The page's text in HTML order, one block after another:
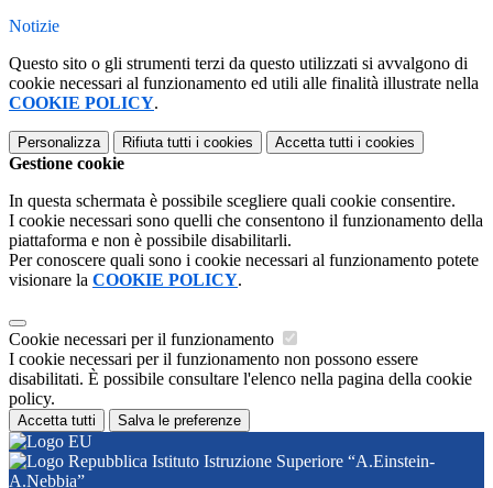
Notizie
Questo sito o gli strumenti terzi da questo utilizzati si avvalgono di
cookie necessari al funzionamento ed utili alle finalità illustrate nella
COOKIE POLICY.
Personalizza Rifiuta tutti i cookies Accetta tutti i cookies
Gestione cookie
In questa schermata è possibile scegliere quali cookie consentire.
I cookie necessari sono quelli che consentono il funzionamento della
piattaforma e non è possibile disabilitarli.
Per conoscere quali sono i cookie necessari al funzionamento potete
visionare la COOKIE POLICY.
Cookie necessari per il funzionamento
I cookie necessari per il funzionamento non possono essere
disabilitati. È possibile consultare l'elenco nella pagina della cookie
policy.
Accetta tutti Salva le preferenze
Istituto Istruzione Superiore “A.Einstein-
A.Nebbia”